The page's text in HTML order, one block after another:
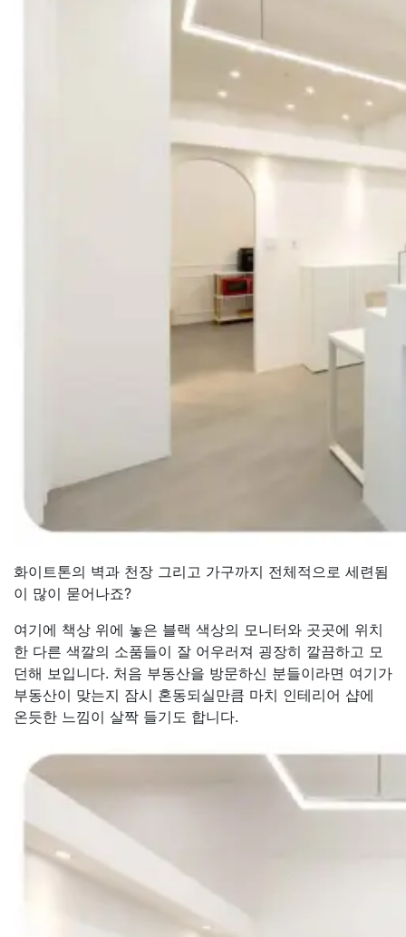
화이트톤의 벽과 천장 그리고 가구까지 전체적으로 세련됨
이 많이 묻어나죠?
여기에 책상 위에 놓은 블랙 색상의 모니터와 곳곳에 위치
한 다른 색깔의 소품들이 잘 어우러져 굉장히 깔끔하고 모
던해 보입니다. 처음 부동산을 방문하신 분들이라면 여기가
부동산이 맞는지 잠시 혼동되실만큼 마치 인테리어 샵에
온듯한 느낌이 살짝 들기도 합니다.